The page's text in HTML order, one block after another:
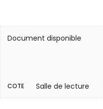
Document disponible
COTE Salle de lecture